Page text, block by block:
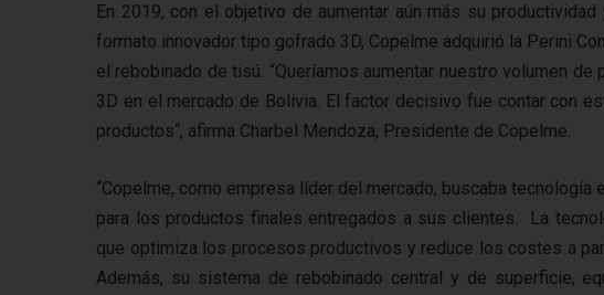
En 2019, con el objetivo de aumentar aún más su
formato innovador tipo gofrado 3D, Copelme adquirió la Perini
el rebobinado de tisú. “Queríamos aumentar nuestro volumen
3D en el mercado de Bolivia. El factor decisivo fue contar con
productos“, afirma Charbel Mendoza, Presidente de Copelme.
“Copelme, como empresa líder del mercado, buscaba
para los productos finales entregados a sus clientes. La
que optimiza los procesos productivos y reduce los costes a
Además, su sistema de rebobinado central y de superficie,